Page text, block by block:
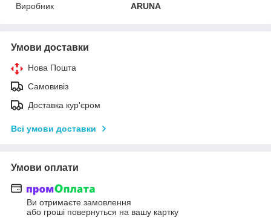
Виробник
ARUNA
Умови доставки
Нова Пошта
Самовивіз
Доставка кур'єром
Всі умови доставки
Умови оплати
Ви отримаєте замовлення
або гроші повернуться на вашу картку